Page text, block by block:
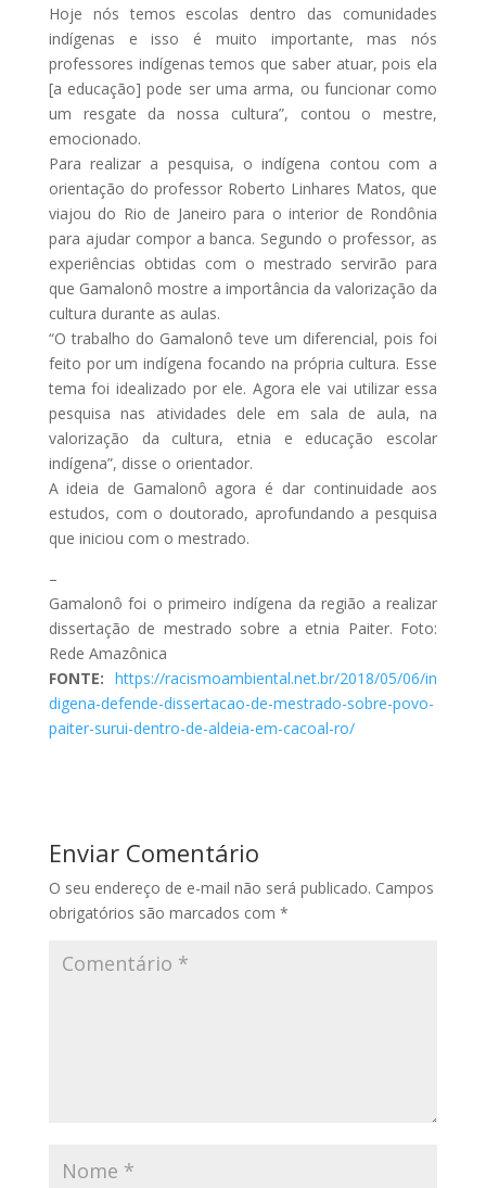
Hoje nós temos escolas dentro das comunidades
indígenas e isso é muito importante, mas nós
professores indígenas temos que saber atuar, pois ela
[a educação] pode ser uma arma, ou funcionar como
um resgate da nossa cultura”, contou o mestre,
emocionado.
Para realizar a pesquisa, o indígena contou com a
orientação do professor Roberto Linhares Matos, que
viajou do Rio de Janeiro para o interior de Rondônia
para ajudar compor a banca. Segundo o professor, as
experiências obtidas com o mestrado servirão para
que Gamalonô mostre a importância da valorização da
cultura durante as aulas.
“O trabalho do Gamalonô teve um diferencial, pois foi
feito por um indígena focando na própria cultura. Esse
tema foi idealizado por ele. Agora ele vai utilizar essa
pesquisa nas atividades dele em sala de aula, na
valorização da cultura, etnia e educação escolar
indígena”, disse o orientador.
A ideia de Gamalonô agora é dar continuidade aos
estudos, com o doutorado, aprofundando a pesquisa
que iniciou com o mestrado.
–
Gamalonô foi o primeiro indígena da região a realizar
dissertação de mestrado sobre a etnia Paiter. Foto:
Rede Amazônica
FONTE: https://racismoambiental.net.br/2018/05/06/in
digena-defende-dissertacao-de-mestrado-sobre-povo-
paiter-surui-dentro-de-aldeia-em-cacoal-ro/
Enviar Comentário
O seu endereço de e-mail não será publicado. Campos
obrigatórios são marcados com *